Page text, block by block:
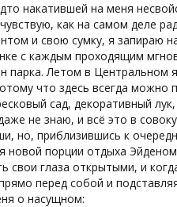
накатившей на меня
как на самом деле
и свою сумку, я запираю
с каждым проходящим
Летом в Центральном
что здесь всегда можно
сад, декоративный
не знаю, и всё это в
но, приблизившись к
новой порции отдыха
глаза открытыми, и
перед собой и
о насущном: